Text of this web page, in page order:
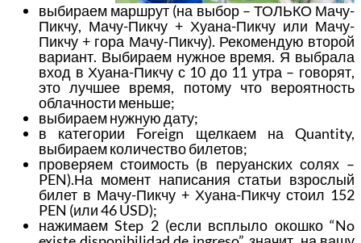
выбираем маршрут (на выбор – ТОЛЬКО Мачу-
Пикчу, Мачу-Пикчу + Хуана-Пикчу или Мачу-
Пикчу + гора Мачу-Пикчу). Рекомендую второй
вариант. Выбираем нужное время. Я выбрала
вход в Хуана-Пикчу с 10 до 11 утра – говорят,
это лучшее время, потому что вероятность
облачности меньше;
выбираем нужную дату;
в категории Foreign щелкаем на Quantity,
выбираем количество билетов;
проверяем стоимость (в перуанских солях –
PEN).На момент написания статьи взрослый
билет в Мачу-Пикчу + Хуана-Пикчу стоил 152
PEN (или 46 USD);
нажимаем Step 2 (если всплыло окошко “No